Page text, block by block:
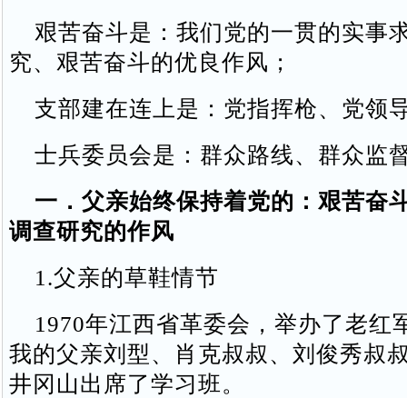
艰苦奋斗是：我们党的一贯的实事
究、艰苦奋斗的优良作风；
支部建在连上是：党指挥枪、党领
士兵委员会是：群众路线、群众监
一．父亲始终保持着党的：艰苦奋
调查研究的作风
1.父亲的草鞋情节
1970年江西省革委会，举办了老红
我的父亲刘型、肖克叔叔、刘俊秀叔
井冈山出席了学习班。